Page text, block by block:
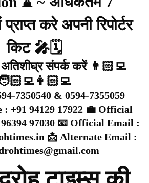
करे अपनी रिपोर्टर
किट 🎤🗓️
अतिशीघ्र संपर्क करें 👨🏻‍💻
7350540 & 0594-7355059
: +91 94129 17922 💼 Official
97030 📧 Official Email :
📩 Alternate Email :